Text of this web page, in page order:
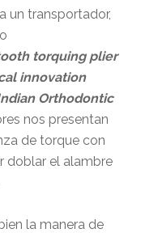
un transportador,
torquing plier
innovation
Orthodontic
nos presentan
de torque con
doblar el alambre
la manera de